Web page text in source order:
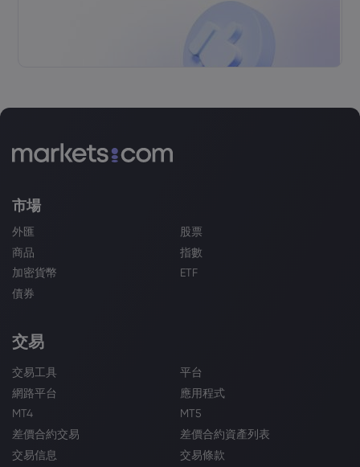
市場
外匯
股票
商品
指數
加密貨幣
ETF
債券
交易
交易工具
平台
網路平台
應用程式
MT4
MT5
差價合約交易
差價合約資產列表
交易信息
交易條款